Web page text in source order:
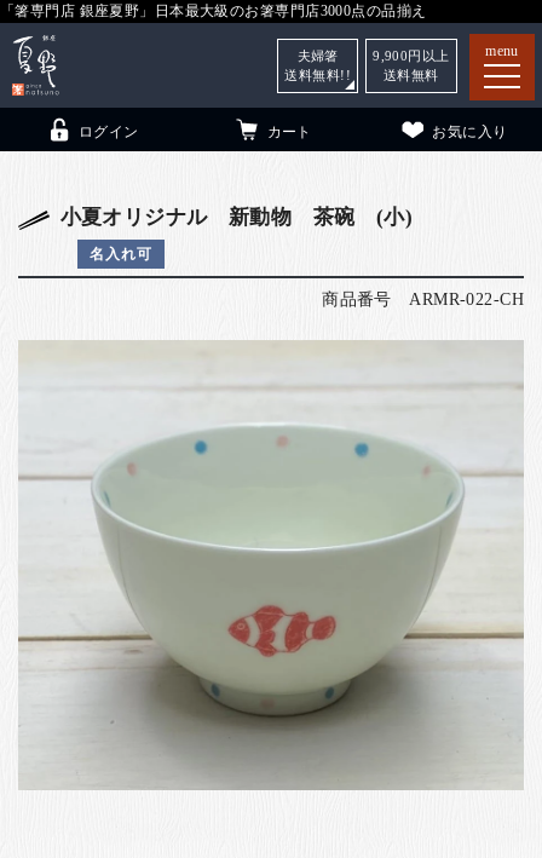
「箸専門店 銀座夏野」日本最大級のお箸専門店3000点の品揃え
menu
箸（贈答用・自宅用）
ご利用ガイド
法人・飲食店のお客様
お客様の声
お問い合わせ
お知らせ
ログイン カート お気に入り
夫婦箸
送料無料!!
9,900 円以上
送料無料
小夏オリジナル 新動物 茶碗 (小)
名入れ可
商品番号 ARMR-022-CH